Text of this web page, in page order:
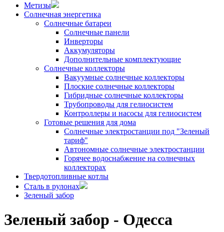
Метизы
Солнечная энергетика
Солнечные батареи
Солнечные панели
Инверторы
Аккумуляторы
Дополнительные комплектующие
Солнечные коллекторы
Вакуумные солнечные коллекторы
Плоские солнечные коллекторы
Гибридные солнечные коллекторы
Трубопроводы для гелиосистем
Контроллеры и насосы для гелиосистем
Готовые решения для дома
Солнечные электростанции под "Зеленый
тариф"
Автономные солнечные электростанции
Горячее водоснабжение на солнечных
коллекторах
Твердотопливные котлы
Сталь в рулонах
Зеленый забор
Зеленый забор - Одесса